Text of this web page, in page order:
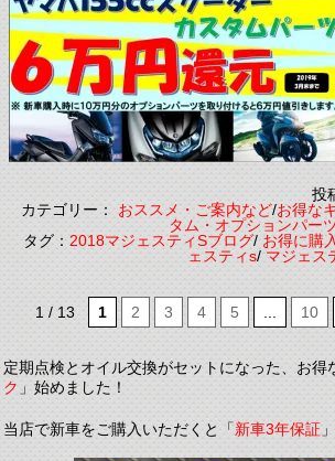
投
カテゴリー：おススメ・ご案内など/お得な
タム・オプションパー
タグ：2018マジェスティSブログ/お得に購
ェスティs/マジェス
1 / 13 1 2 3 4 5 ... 10
定期点検とオイル交換がセットになった、お得
ク」始めました！
当店で新車をご購入いただくと「新車3年保証